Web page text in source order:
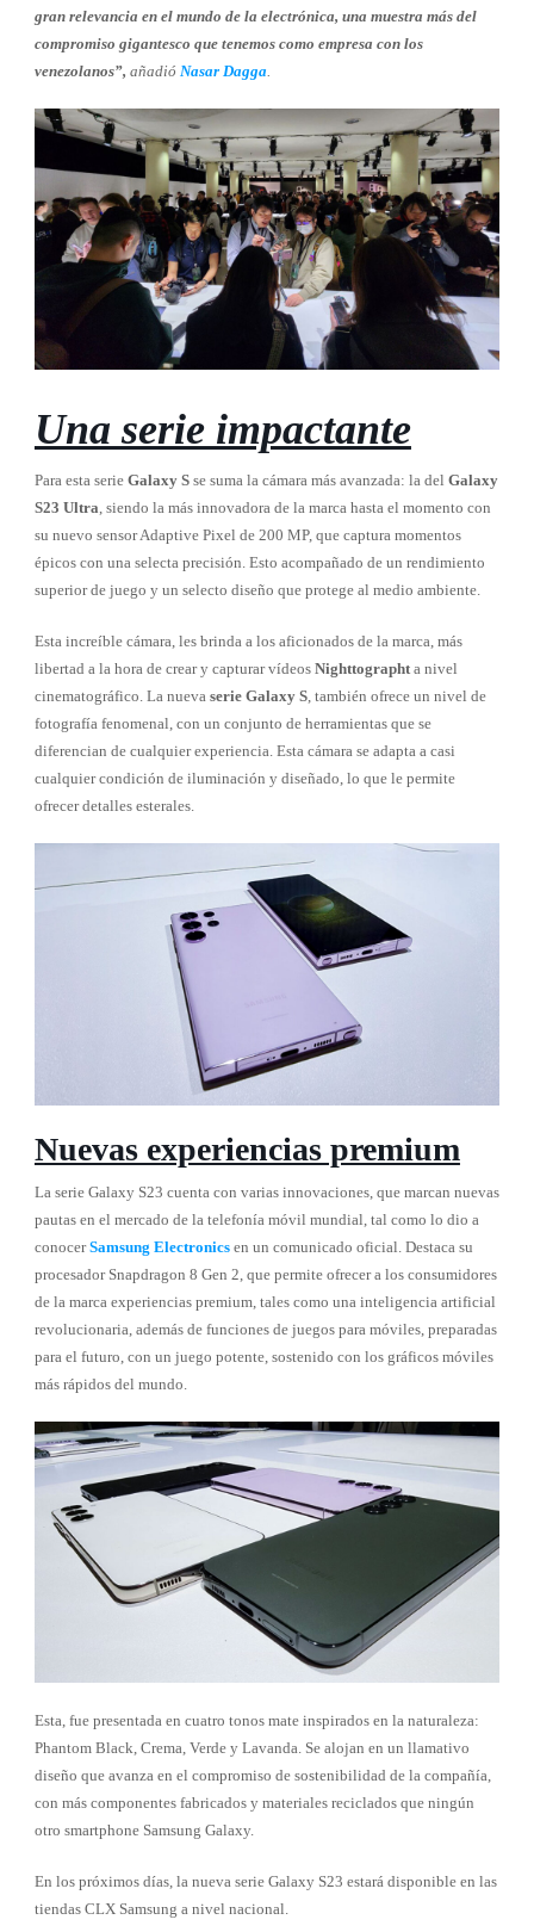
gran relevancia en el mundo de la electrónica, una muestra más del
compromiso gigantesco que tenemos como empresa con los
venezolanos”, añadió Nasar Dagga.
Una serie impactante
Para esta serie Galaxy Sse suma la cámara más avanzada: la del Galaxy
S23 Ultra, siendo la más innovadora de la marca hasta el momento con
su nuevo sensor Adaptive Pixel de 200 MP, que captura momentos
épicos con una selecta precisión. Esto acompañado de un rendimiento
superior de juego y un selecto diseño que protege al medio ambiente.
Esta increíble cámara, les brinda a los aficionados de la marca, más
libertad a la hora de crear y capturar vídeos Nighttographta nivel
cinematográfico. La nueva serie Galaxy S, también ofrece un nivel de
fotografía fenomenal, con un conjunto de herramientas que se
diferencian de cualquier experiencia. Esta cámara se adapta a casi
cualquier condición de iluminación y diseñado, lo que le permite
ofrecer detalles esterales.
Nuevas experiencias premium
La serie Galaxy S23 cuenta con varias innovaciones, que marcan nuevas
pautas en el mercado de la telefonía móvil mundial, tal como lo dio a
conocerSamsung Electronicsen un comunicado oficial. Destaca su
procesador Snapdragon 8 Gen 2, que permite ofrecer a los consumidores
de la marca experiencias premium, tales como una inteligencia artificial
revolucionaria, además de funciones de juegos para móviles, preparadas
para el futuro, con un juego potente, sostenido con los gráficos móviles
más rápidos del mundo.
Esta, fue presentada en cuatro tonos mate inspirados en la naturaleza:
Phantom Black, Crema, Verde y Lavanda. Se alojan en un llamativo
diseño que avanza en el compromiso de sostenibilidad de la compañía,
con más componentes fabricados y materiales reciclados que ningún
otro smartphone Samsung Galaxy.
En los próximos días, la nueva serie Galaxy S23 estará disponible en las
tiendas CLX Samsung a nivel nacional.